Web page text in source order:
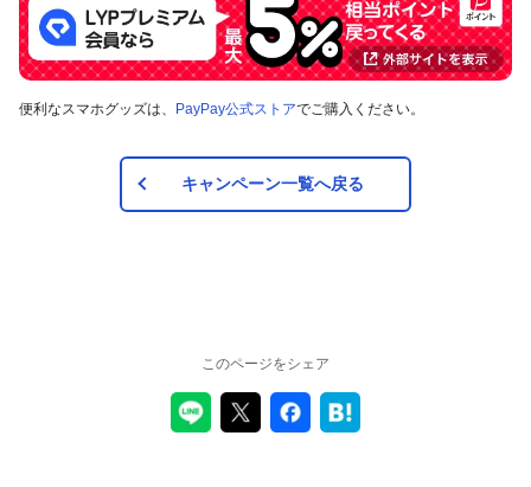
付与上限 200円相当／回・期間 200円相当／回・期間
対象の自動販売機および支払い方法
コカ・コーラ社製品の購入につき、「Coke ON Pay」の「PayPay残高」によ
便利なスマホグッズは、 PayPay公式ストアでご購入ください。
キャンペーン一覧へ戻る
このページをシェア